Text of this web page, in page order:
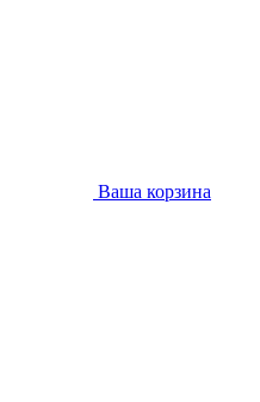
Ваша корзина